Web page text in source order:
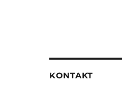
KONTAKT